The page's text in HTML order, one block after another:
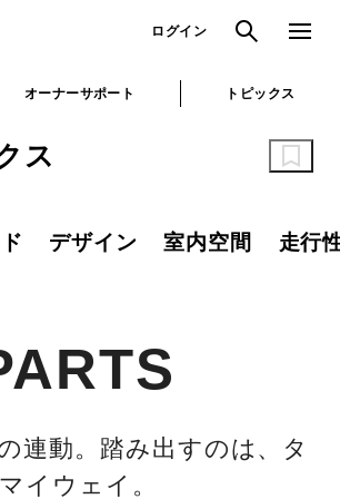
ログイン 検索 メニュ
オーナーサポート トピックス
ス
デザイン 室内空間 走行
連動。踏み出すのは、タ
イウェイ。